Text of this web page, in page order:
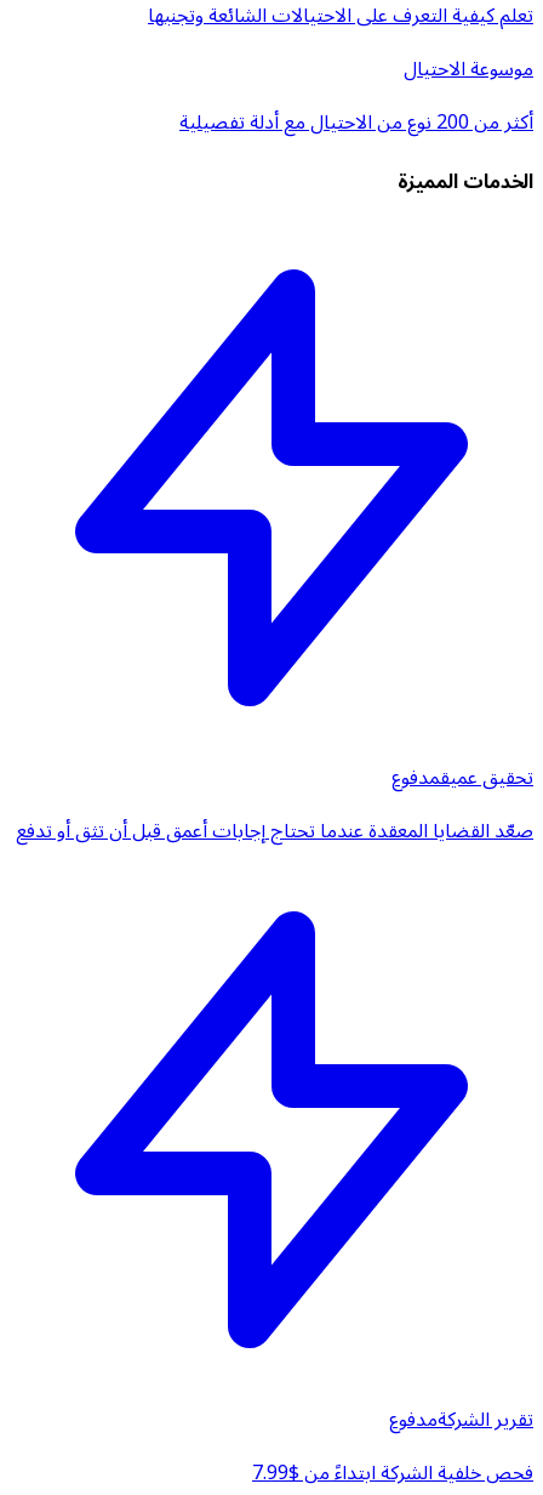
تعلم كيفية التعرف على الاحتيالات الشائعة وتجنبها
موسوعة الاحتيال
أكثر من 200 نوع من الاحتيال مع أدلة تفصيلية
الخدمات المميزة
تحقيق عميقمدفوع
صعّد القضايا المعقدة عندما تحتاج إجابات أعمق قبل أن تثق أو تدفع
تقرير الشركةمدفوع
فحص خلفية الشركة ابتداءً من $7.99